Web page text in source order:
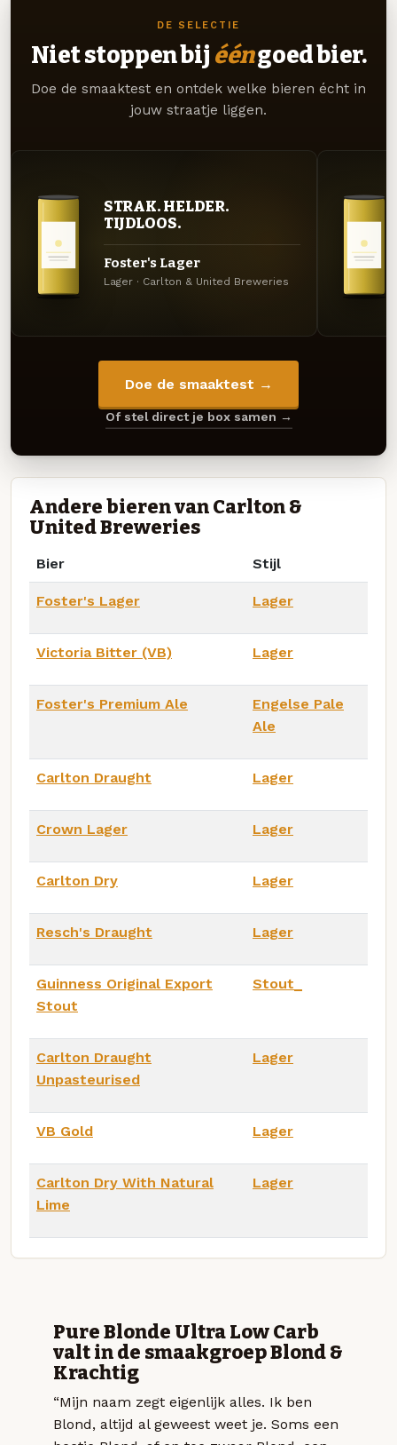
DE SELECTIE
Niet stoppen bij ééngoed bier.
Doe de smaaktest en ontdek welke bieren écht in
jouw straatje liggen.
STRAK. HELDER.
TIJDLOOS.
Foster's Lager
Lager · Carlton & United Breweries
Doe de smaaktest →
Of stel direct je box samen →
Andere bieren van Carlton &
United Breweries
Bier Stijl
Foster's Lager Lager
Victoria Bitter (VB) Lager
Foster's Premium Ale
Engelse Pale
Ale
Carlton Draught Lager
Crown Lager Lager
Carlton Dry Lager
Resch's Draught Lager
Guinness Original Export
Stout
Stout_
Carlton Draught
Unpasteurised
Lager
VB Gold Lager
Carlton Dry With Natural
Lime
Lager
Pure Blonde Ultra Low Carb
valt in de smaakgroep Blond &
Krachtig
“Mijn naam zegt eigenlijk alles. Ik ben
Blond, altijd al geweest weet je. Soms een